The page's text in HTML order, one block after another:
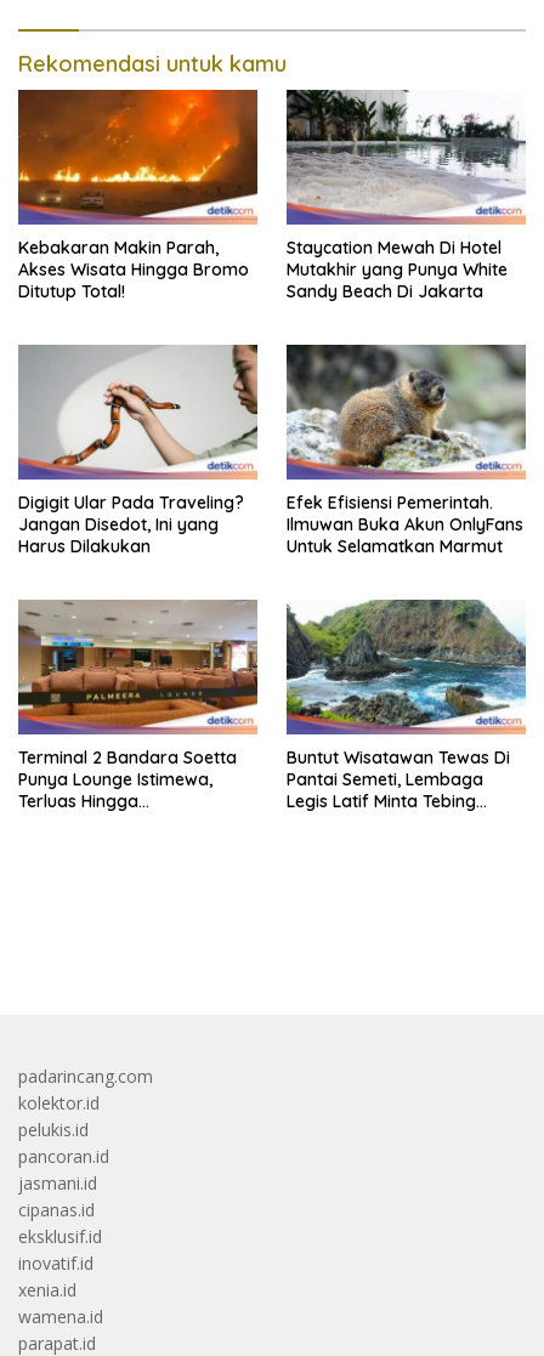
Rekomendasi untuk kamu
Kebakaran Makin Parah,
Akses Wisata Hingga Bromo
Ditutup Total!
Staycation Mewah Di Hotel
Mutakhir yang Punya White
Sandy Beach Di Jakarta
Digigit Ular Pada Traveling?
Jangan Disedot, Ini yang
Harus Dilakukan
Efek Efisiensi Pemerintah.
Ilmuwan Buka Akun OnlyFans
Untuk Selamatkan Marmut
Terminal 2 Bandara Soetta
Punya Lounge Istimewa,
Terluas Hingga
Buntut Wisatawan Tewas Di
Pantai Semeti, Lembaga
Legis Latif Minta Tebing
padarincang.com
kolektor.id
pelukis.id
pancoran.id
jasmani.id
cipanas.id
eksklusif.id
inovatif.id
xenia.id
wamena.id
parapat.id